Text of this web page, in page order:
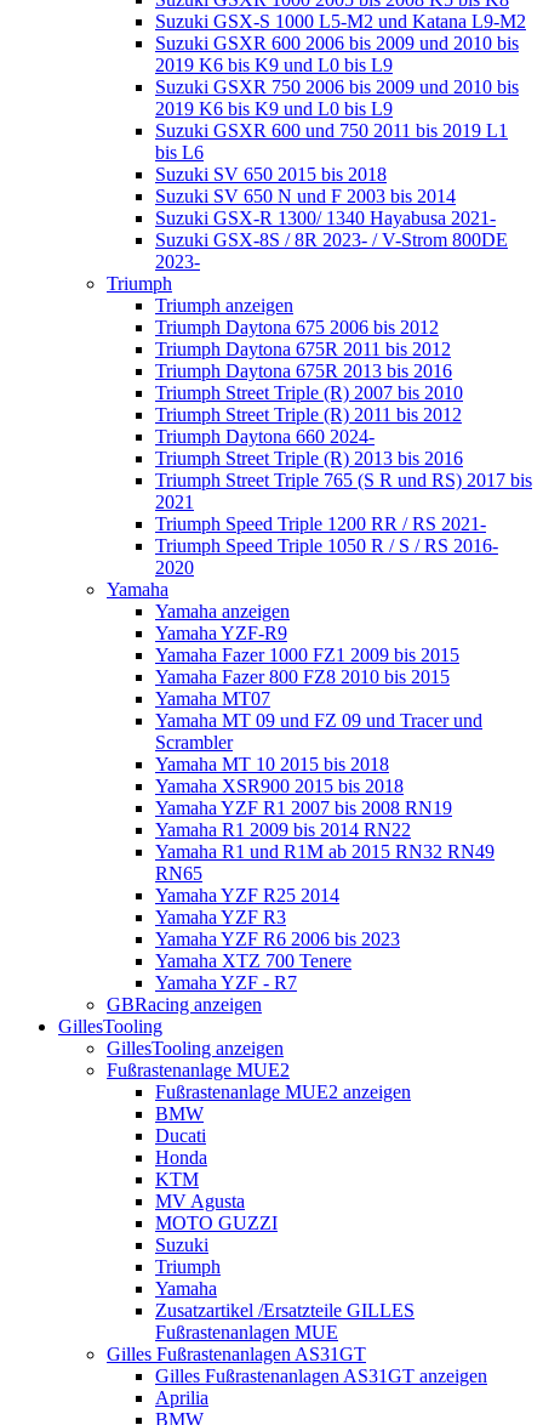
Suzuki GSX-S 1000 L5-M2 und Katana L9-M2
Suzuki GSXR 600 2006 bis 2009 und 2010 bis
2019 K6 bis K9 und L0 bis L9
Suzuki GSXR 750 2006 bis 2009 und 2010 bis
2019 K6 bis K9 und L0 bis L9
Suzuki GSXR 600 und 750 2011 bis 2019 L1
bis L6
Suzuki SV 650 2015 bis 2018
Suzuki SV 650 N und F 2003 bis 2014
Suzuki GSX-R 1300/ 1340 Hayabusa 2021-
Suzuki GSX-8S / 8R 2023- / V-Strom 800DE
2023-
Triumph
Triumph anzeigen
Triumph Daytona 675 2006 bis 2012
Triumph Daytona 675R 2011 bis 2012
Triumph Daytona 675R 2013 bis 2016
Triumph Street Triple (R) 2007 bis 2010
Triumph Street Triple (R) 2011 bis 2012
Triumph Daytona 660 2024-
Triumph Street Triple (R) 2013 bis 2016
Triumph Street Triple 765 (S R und RS) 2017 bis
2021
Triumph Speed Triple 1200 RR / RS 2021-
Triumph Speed Triple 1050 R / S / RS 2016-
2020
Yamaha
Yamaha anzeigen
Yamaha YZF-R9
Yamaha Fazer 1000 FZ1 2009 bis 2015
Yamaha Fazer 800 FZ8 2010 bis 2015
Yamaha MT07
Yamaha MT 09 und FZ 09 und Tracer und
Scrambler
Yamaha MT 10 2015 bis 2018
Yamaha XSR900 2015 bis 2018
Yamaha YZF R1 2007 bis 2008 RN19
Yamaha R1 2009 bis 2014 RN22
Yamaha R1 und R1M ab 2015 RN32 RN49
RN65
Yamaha YZF R25 2014
Yamaha YZF R3
Yamaha YZF R6 2006 bis 2023
Yamaha XTZ 700 Tenere
Yamaha YZF - R7
GBRacing anzeigen
GillesTooling
GillesTooling anzeigen
Fußrastenanlage MUE2
Fußrastenanlage MUE2 anzeigen
BMW
Ducati
Honda
KTM
MV Agusta
MOTO GUZZI
Suzuki
Triumph
Yamaha
Zusatzartikel /Ersatzteile GILLES
Fußrastenanlagen MUE
Gilles Fußrastenanlagen AS31GT
Gilles Fußrastenanlagen AS31GT anzeigen
Aprilia
BMW